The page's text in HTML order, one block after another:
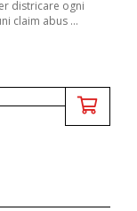
districare ogni
claim abus ...